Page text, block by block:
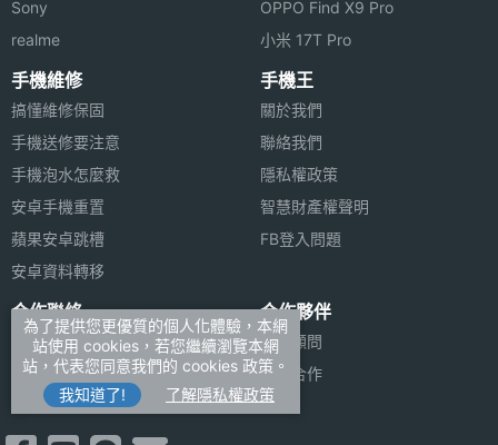
Sony
realme
OPPO Find X9 Pro
小米 17T Pro
手機維修
搞懂維修保固
手機送修要注意
手機泡水怎麼救
安卓手機重置
蘋果安卓跳槽
安卓資料轉移
手機王
關於我們
聯絡我們
隱私權政策
智慧財產權聲明
FB登入問題
合作聯絡
廣告刊登
加入商店報價
新聞聯絡
合作夥伴
法律顧問
媒體合作
為了提供您更優質的個人化體驗，本網
站使用 cookies，若您繼續瀏覽本網
站，代表您同意我們的 cookies 政策。
我知道了!
了解隱私權政策